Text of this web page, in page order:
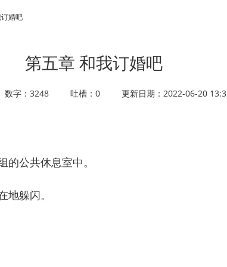
婚吧
第五章 和我订婚吧
数字：3248 吐槽：0 更新日期：2022-06-20
公共休息室中。
躲闪。